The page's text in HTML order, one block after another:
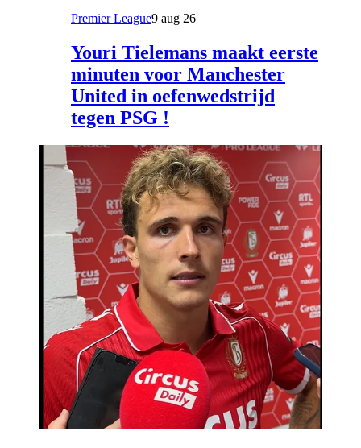
Premier League9 aug 26
Youri Tielemans maakt eerste
minuten voor Manchester
United in oefenwedstrijd
tegen PSG !